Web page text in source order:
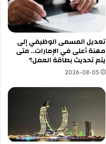
تعديل المسمى الوظيفي إلى
مهنة أعلى في الإمارات.. متى
يتم تحديث بطاقة العمل؟
2026-08-05